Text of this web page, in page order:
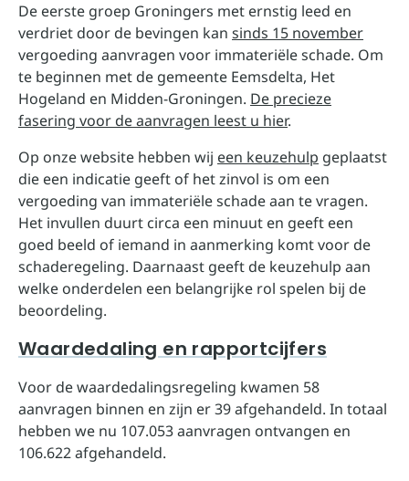
De eerste groep Groningers met ernstig leed en
verdriet door de bevingen kan sinds 15 november
vergoeding aanvragen voor immateriële schade. Om
te beginnen met de gemeente Eemsdelta, Het
Hogeland en Midden-Groningen. De precieze
fasering voor de aanvragen leest u hier.
Op onze website hebben wij een keuzehulp geplaatst
die een indicatie geeft of het zinvol is om een
vergoeding van immateriële schade aan te vragen.
Het invullen duurt circa een minuut en geeft een
goed beeld of iemand in aanmerking komt voor de
schaderegeling. Daarnaast geeft de keuzehulp aan
welke onderdelen een belangrijke rol spelen bij de
beoordeling.
Waardedaling en rapportcijfers
Voor de waardedalingsregeling kwamen 58
aanvragen binnen en zijn er 39 afgehandeld. In totaal
hebben we nu 107.053 aanvragen ontvangen en
106.622 afgehandeld.